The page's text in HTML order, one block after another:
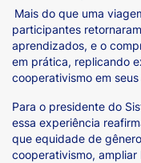
Mais do que uma
participantes
aprendizados, e o
em prática, replicando
cooperativismo em
Para o presidente do
essa experiência
que equidade de
cooperativismo,